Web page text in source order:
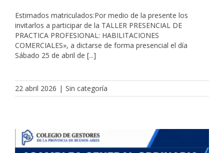
Estimados matriculados:Por medio de la presente los
invitarlos a participar de la TALLER PRESENCIAL DE
PRACTICA PROFESIONAL: HABILITACIONES
COMERCIALES», a dictarse de forma presencial el día
Sábado 25 de abril de [...]
22 abril 2026 | Sin categoría